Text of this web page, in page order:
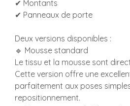
✔ Montants
✔ Panneaux de porte
Deux versions disponibles :
🔹 Mousse standard
Le tissu et la mousse sont
Cette version offre une
parfaitement aux poses
repositionnement.